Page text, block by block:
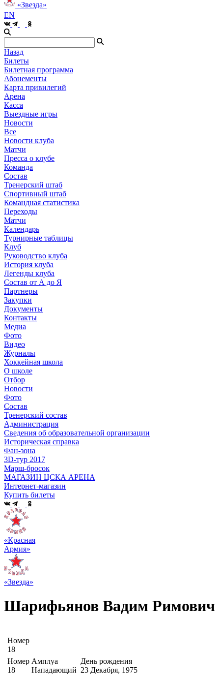
«Звезда»
EN
Назад
Билеты
Билетная программа
Абонементы
Карта привилегий
Арена
Касса
Выездные игры
Новости
Все
Новости клуба
Матчи
Пресса о клубе
Команда
Состав
Тренерский штаб
Спортивный штаб
Командная статистика
Переходы
Матчи
Календарь
Турнирные таблицы
Клуб
Руководство клуба
История клуба
Легенды клуба
Состав от А до Я
Партнеры
Закупки
Документы
Контакты
Медиа
Фото
Видео
Журналы
Хоккейная школа
О школе
Отбор
Новости
Фото
Состав
Тренерский состав
Администрация
Сведения об образовательной организации
Историческая справка
Фан-зона
3D-тур 2017
Марш-бросок
МАГАЗИН ЦСКА АРЕНА
Интернет-магазин
Купить билеты
«Красная
Армия»
«Звезда»
Шарифьянов Вадим Римович
Номер
18
Номер
18
Амплуа
Нападающий
День рождения
23 Декабря, 1975